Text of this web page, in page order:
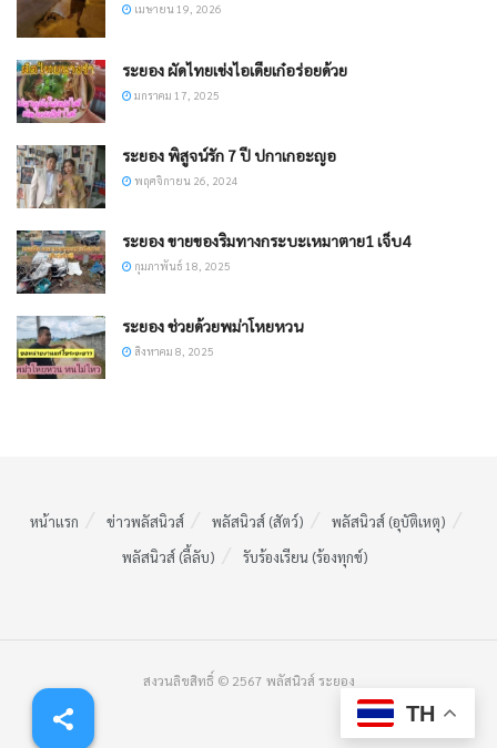
เมษายน 19, 2026
ระยอง ผัดไทยเข่งไอเดียเก๋อร่อยด้วย
มกราคม 17, 2025
ระยอง พิสูจน์รัก 7 ปี ปกาเกอะญอ
พฤศจิกายน 26, 2024
ระยอง ขายของริมทางกระบะเหมาตาย1 เจ็บ4
กุมภาพันธ์ 18, 2025
ระยอง ช่วยด้วยพม่าโหยหวน
สิงหาคม 8, 2025
หน้าแรก ข่าวพลัสนิวส์ พลัสนิวส์ (สัตว์)
พลัสนิวส์ (อุบัติเหตุ)
พลัสนิวส์ (ลี้ลับ)
รับร้องเรียน (ร้องทุกข์)
สงวนลิขสิทธิ์ © 2567 พลัสนิวส์ ระยอง
TH